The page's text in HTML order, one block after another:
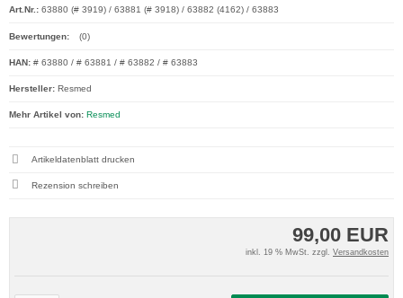
99,00 EUR
inkl. 19 % MwSt. zzgl. Versandkosten
Art.Nr.: 63880 (# 3919) / 63881 (# 3918) / 63882 (4162) / 63883
Bewertungen: (0)
HAN: # 63880 / # 63881 / # 63882 / # 63883
Hersteller: Resmed
Mehr Artikel von: Resmed
Artikeldatenblatt drucken
Rezension schreiben